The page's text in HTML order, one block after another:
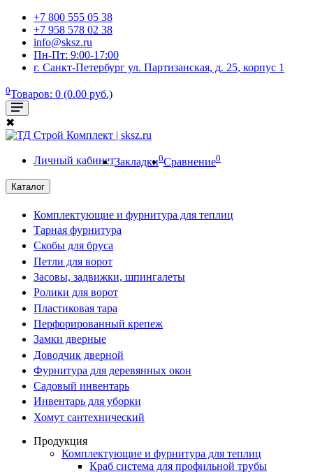
+7 800 555 05 38
+7 958 578 02 38
info@sksz.ru
Пн-Пт: 9:00-17:00
г. Санкт-Петербург ул. Партизанская, д. 25, корпус 1
0Товаров: 0 (0.00 руб.)
✖
Личный кабинетЗакладки0Сравнение0
Каталог
Комплектующие и фурнитура для теплиц
Тарная фурнитура
Скобы для бруса
Петли для ворот
Засовы, задвижки, шпингалеты
Ролики для ворот
Пластиковая тара
Перфорированный крепеж
Замки дверные
Доводчик дверной
Фурнитура для деревянных окон
Садовый инвентарь
Инвентарь для уборки
Хомут сантехнический
Продукция
Комплектующие и фурнитура для теплиц
Краб система для профильной трубы